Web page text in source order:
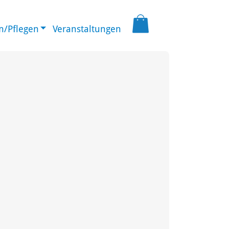
Pflegen Veranstaltungen